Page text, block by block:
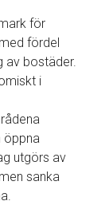
för
fördel
av bostäder.
i
öppna
utgörs av
sanka